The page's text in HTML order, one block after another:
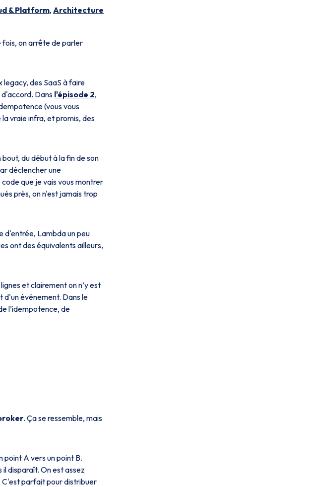
& Platform, Architecture
fois, on arrête de parler
legacy, des SaaS à faire
Dans l'épisode 2,
(vous vous
la vraie infra, et promis, des
du début à la fin de son
déclencher une
que je vais vous montrer
près, on n'est jamais trop
d'entrée, Lambda un peu
ont des équivalents ailleurs,
et clairement on n’y est
d'un événement. Dans le
l’idempotence, de
. Ça se ressemble, mais
point A vers un point B.
disparaît. On est assez
C'est parfait pour distribuer